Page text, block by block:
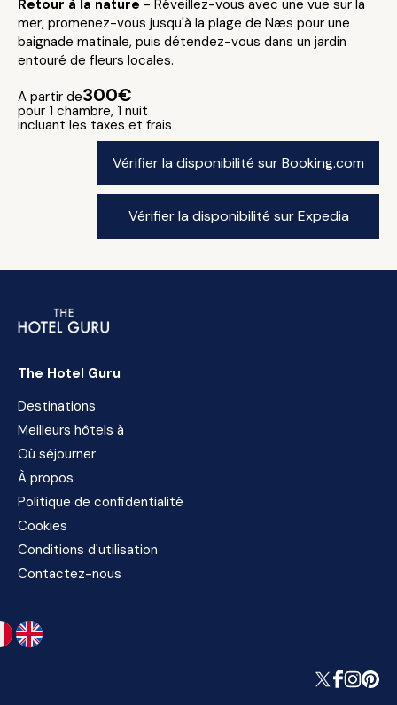
Retour à la nature - Réveillez-vous avec une vue sur la
mer, promenez-vous jusqu'à la plage de Næs pour une
baignade matinale, puis détendez-vous dans un jardin
entouré de fleurs locales.
A partir de300€
pour 1 chambre, 1 nuit
incluant les taxes et frais
Vérifier la disponibilité sur Booking.com
Vérifier la disponibilité sur Expedia
The Hotel Guru
Destinations
Meilleurs hôtels à
Où séjourner
À propos
Politique de confidentialité
Cookies
Conditions d'utilisation
Contactez-nous